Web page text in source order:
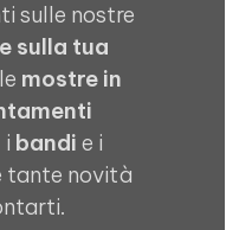
sulle nostre
sulla tua
mostre in
i bandi e i
tante novità